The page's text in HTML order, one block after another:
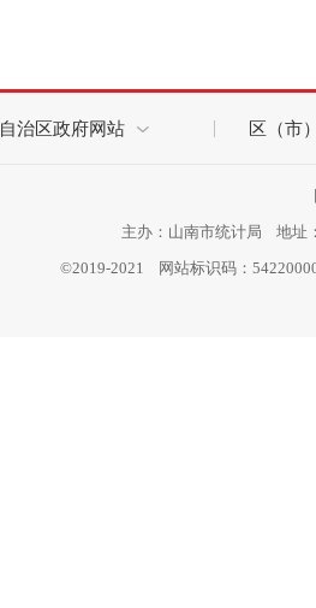
自治区政府网站 区（市
主办：山南市统计局 地址
©2019-2021 网站标识码：